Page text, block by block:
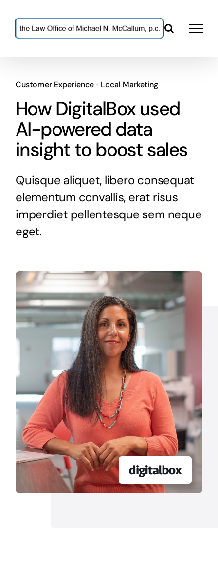
content
Customer Experience• Local Marketing
How DigitalBox used
AI-powered data
insight to boost sales
Quisque aliquet, libero consequat
elementum convallis, erat risus
imperdiet pellentesque sem neque
eget.